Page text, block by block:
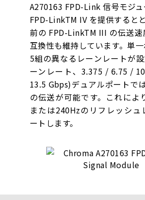
A270163 FPD-Link 信号モジ
FPD-LinkTM IV を提供すると
前の FPD-LinkTM III の伝送速
互換性も維持しています。単一
5組の異なるレーンレートが
ーンレート、3.375 / 6.75 /
13.5 Gbps)デュアルポートで
の伝送が可能です。これによ
または240Hzのリフレッシュ
ートします。